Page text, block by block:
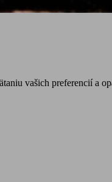
vašich preferencií a